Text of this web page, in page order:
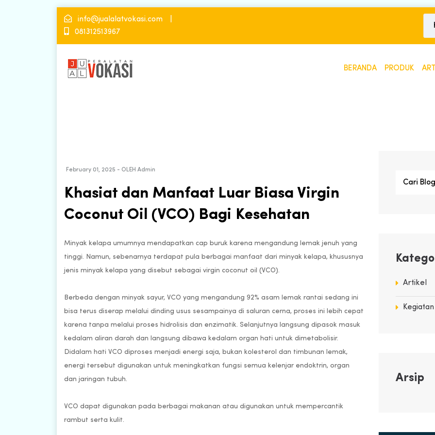
info@jualalatvokasi.com
081312513967
BERANDA PRODUK
February 01, 2025 - OLEH Admin
Khasiat dan Manfaat Luar Biasa Virgin
Coconut Oil (VCO) Bagi Kesehatan
Minyak kelapa umumnya mendapatkan cap buruk karena mengandung lemak jenuh yang
tinggi. Namun, sebenarnya terdapat pula berbagai manfaat dari minyak kelapa, khususnya
jenis minyak kelapa yang disebut sebagai virgin coconut oil (VCO).
Berbeda dengan minyak sayur, VCO yang mengandung 92% asam lemak rantai sedang ini
bisa terus diserap melalui dinding usus sesampainya di saluran cerna, proses ini lebih cepat
karena tanpa melalui proses hidrolisis dan enzimatik. Selanjutnya langsung dipasok masuk
kedalam aliran darah dan langsung dibawa kedalam organ hati untuk dimetabolisir.
Didalam hati VCO diproses menjadi energi saja, bukan kolesterol dan timbunan lemak,
energi tersebut digunakan untuk meningkatkan fungsi semua kelenjar endoktrin, organ
dan jaringan tubuh.
VCO dapat digunakan pada berbagai makanan atau digunakan untuk mempercantik
rambut serta kulit.
Artikel
Kegiatan
Arsip